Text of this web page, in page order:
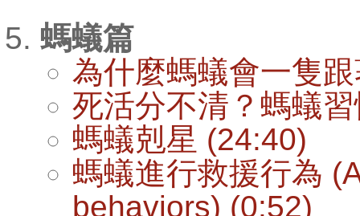
螞蟻篇
為什麼螞蟻會一隻
死活分不清？螞蟻
螞蟻剋星 (24:40)
螞蟻進行救援行為
behaviors) (0:52)